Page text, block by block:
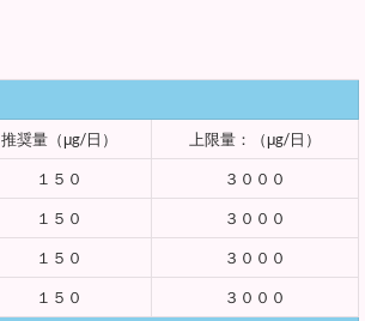
推奨量（μg/日） 上限量：（μg/日）
１５０ ３０００
１５０ ３０００
１５０ ３０００
１５０ ３０００